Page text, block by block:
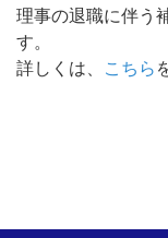
理事の退職に伴う
す。
詳しくは、
こちら